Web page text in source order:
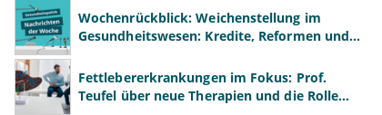
Wochenrückblick: Weichenstellung im
Gesundheitswesen: Kredite, Reformen und
Fettlebererkrankungen im Fokus: Prof.
Teufel über neue Therapien und die Rolle